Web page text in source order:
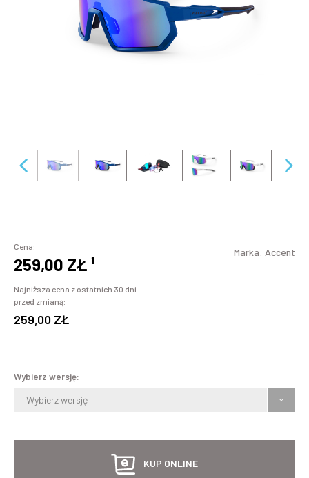
Cena:
259,00 ZŁ ¹
Najniższa cena z ostatnich 30 dni
przed zmianą:
259,00 ZŁ
Marka: Accent
Wybierz wersję:
Wybierz wersję
KUP ONLINE